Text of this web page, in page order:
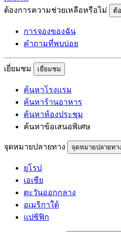
ต้องการความช่วยเหลือหรือไม่
ต้
การจองของฉัน
คำถามที่พบบ่อย
เยี่ยมชม เยี่ยมชม
ค้นหาโรงแรม
ค้นหาร้านอาหาร
ค้นหาห้องประชุม
ค้นหาข้อเสนอพิเศษ
จุดหมายปลายทาง จุดหมายปลายทา
ยุโรป
เอเชีย
ตะวันออกกลาง
อเมริกาใต้
แปซิฟิก